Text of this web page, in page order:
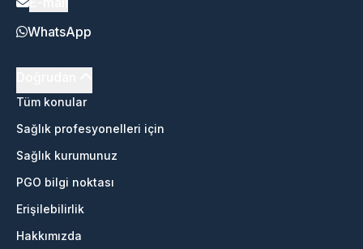
WhatsApp
Tüm konular
Sağlık profesyonelleri için
Sağlık kurumunuz
PGO bilgi noktası
Erişilebilirlik
Hakkımızda